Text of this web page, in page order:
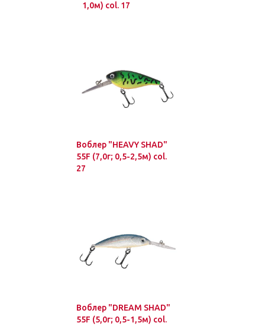
1,0м) col. 17
Воблер "HEAVY SHAD"
55F (7,0г; 0,5-2,5м) col.
27
Воблер "DREAM SHAD"
55F (5,0г; 0,5-1,5м) col.